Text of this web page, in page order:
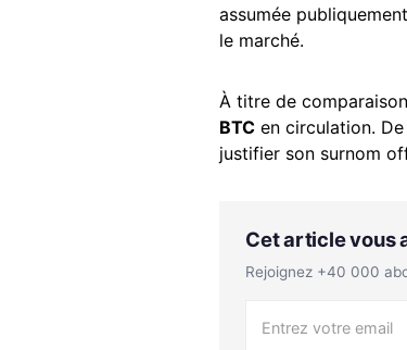
assumée
le marché.
À titre de
BTC en circulation.
justifier son surnom
Cet article vous
Rejoignez +40 000